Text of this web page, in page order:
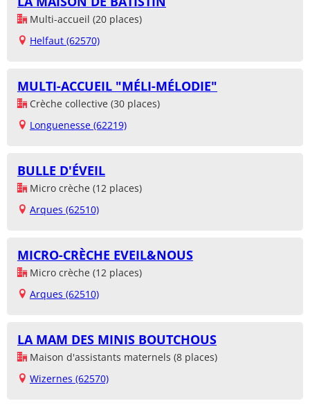
Multi-accueil (20 places)
Helfaut (62570)
MULTI-ACCUEIL "MÉLI-MÉLODIE"
Crèche collective (30 places)
Longuenesse (62219)
BULLE D'ÉVEIL
Micro crèche (12 places)
Arques (62510)
MICRO-CRÈCHE EVEIL&NOUS
Micro crèche (12 places)
Arques (62510)
LA MAM DES MINIS BOUTCHOUS
Maison d'assistants maternels (8 places)
Wizernes (62570)